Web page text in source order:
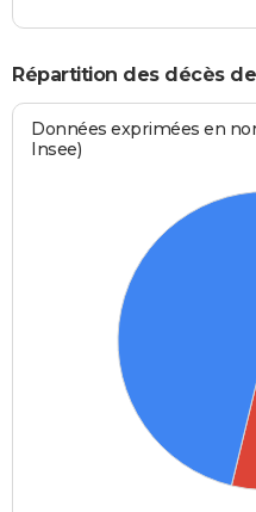
Répartition des décès
Données exprimées en
Insee)